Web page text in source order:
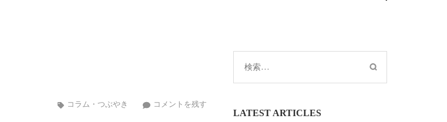
コメントを残すク
コラム・つぶやき
検
索:
LATEST ARTICLES